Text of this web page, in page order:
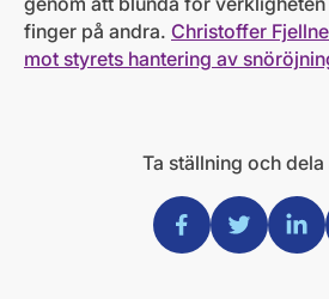
finger på andra. Christoffer
mot styrets hantering av
Ta ställning och
Dela via Facebook
Dela viaDela